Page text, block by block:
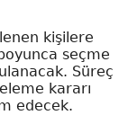
kişilere
seçme
Süreç
kararı
edecek.